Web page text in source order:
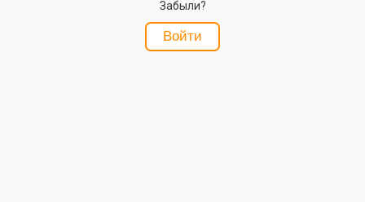
Забыли?
Войти